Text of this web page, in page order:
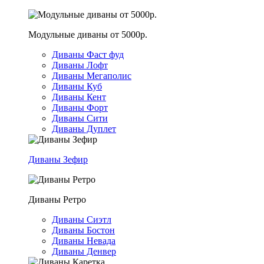
Модульные диваны от 5000р.
Диваны Фаст фуд
Диваны Лофт
Диваны Мегаполис
Диваны Куб
Диваны Кент
Диваны Форт
Диваны Сити
Диваны Дуплет
Диваны Зефир
Диваны Ретро
Диваны Сиэтл
Диваны Бостон
Диваны Невада
Диваны Денвер